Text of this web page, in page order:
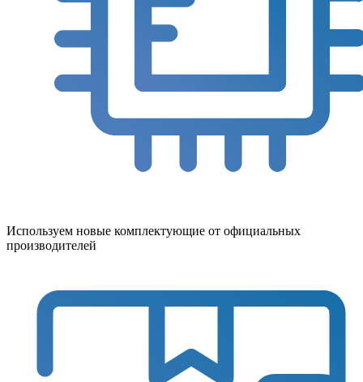
Используем новые комплектующие от официальных
производителей